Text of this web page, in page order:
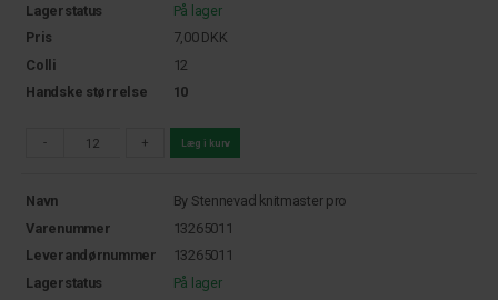
Lagerstatus
På lager
Pris
7,00 DKK
Colli
12
Handske størrelse
10
- + Læg i kurv
Navn
By Stennevad knitmaster pro
Varenummer
13265011
Leverandørnummer
13265011
Lagerstatus
På lager